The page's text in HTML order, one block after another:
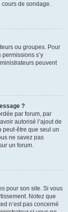
de sondage.
ou groupes. Pour
permissions s’y
peuvent
?
par forum, par
autorisé l’ajout de
peut-être que seul un
ne savez pas
un forum.
pour son site. Si vous
Notez que
n’est pas concerné